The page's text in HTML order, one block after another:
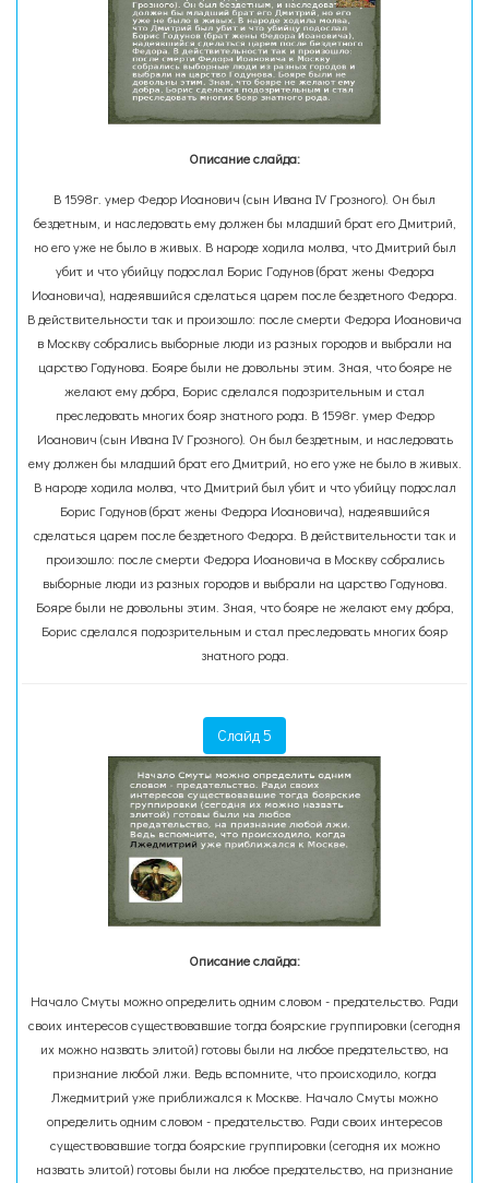
Описание слайда:
В 1598г. умер Федор Иоанович (сын Ивана IV Грозного). Он был
бездетным, и наследовать ему должен бы младший брат его Дмитрий,
но его уже не было в живых. В народе ходила молва, что Дмитрий был
убит и что убийцу подослал Борис Годунов (брат жены Федора
Иоановича), надеявшийся сделаться царем после бездетного Федора.
В действительности так и произошло: после смерти Федора Иоановича
в Москву собрались выборные люди из разных городов и выбрали на
царство Годунова. Бояре были не довольны этим. Зная, что бояре не
желают ему добра, Борис сделался подозрительным и стал
преследовать многих бояр знатного рода. В 1598г. умер Федор
Иоанович (сын Ивана IV Грозного). Он был бездетным, и наследовать
ему должен бы младший брат его Дмитрий, но его уже не было в живых.
В народе ходила молва, что Дмитрий был убит и что убийцу подослал
Борис Годунов (брат жены Федора Иоановича), надеявшийся
сделаться царем после бездетного Федора. В действительности так и
произошло: после смерти Федора Иоановича в Москву собрались
выборные люди из разных городов и выбрали на царство Годунова.
Бояре были не довольны этим. Зная, что бояре не желают ему добра,
Борис сделался подозрительным и стал преследовать многих бояр
знатного рода.
Слайд 5
Описание слайда:
Начало Смуты можно определить одним словом - предательство. Ради
своих интересов существовавшие тогда боярские группировки (сегодня
их можно назвать элитой) готовы были на любое предательство, на
признание любой лжи. Ведь вспомните, что происходило, когда
Лжедмитрий уже приближался к Москве. Начало Смуты можно
определить одним словом - предательство. Ради своих интересов
существовавшие тогда боярские группировки (сегодня их можно
назвать элитой) готовы были на любое предательство, на признание